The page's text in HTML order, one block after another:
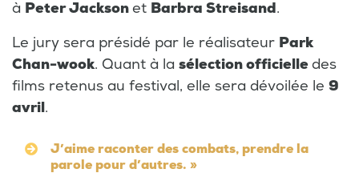
à Peter Jacksonet Barbra Streisand.
Le jury sera présidé par le réalisateur Park
Chan-wook. Quant à la sélection officielledes
films retenus au festival, elle sera dévoilée le 9
avril.
J’aime raconter des combats, prendre la
parole pour d’autres. »